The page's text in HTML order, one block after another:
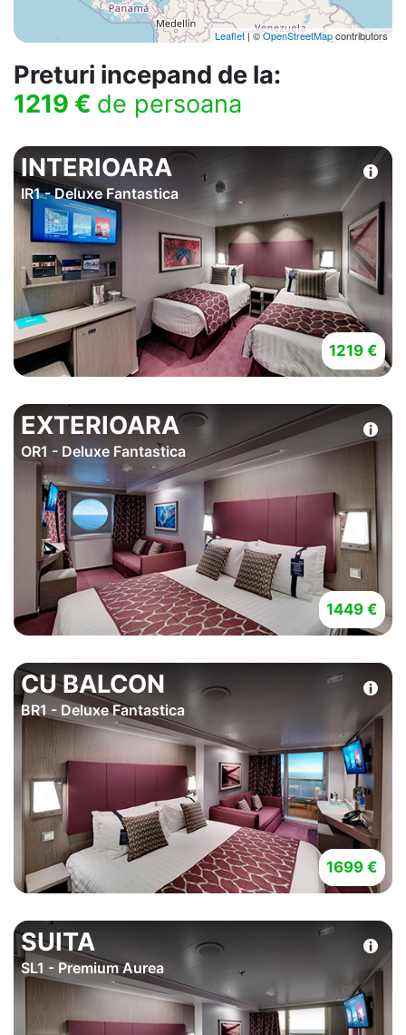
Leaflet | ©OpenStreetMapcontributors
Preturi incepand de la:
1219 € de persoana
INTERIOARA
IR1 - Deluxe Fantastica
1219 €
EXTERIOARA
OR1 - Deluxe Fantastica
1449 €
CU BALCON
BR1 - Deluxe Fantastica
1699 €
SUITA
SL1 - Premium Aurea